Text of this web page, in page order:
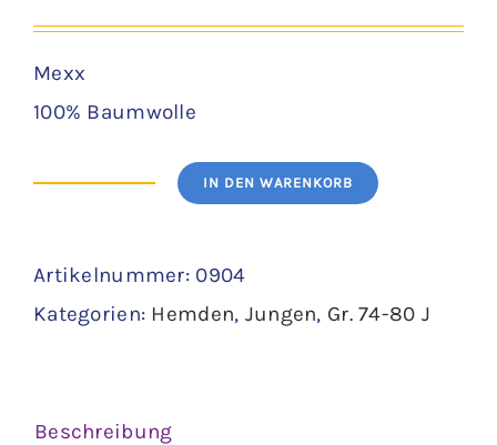
Mexx
100% Baumwolle
74
Menge
IN DEN WARENKORB
Artikelnummer: 0904
Kategorien: Hemden, Jungen, Gr. 74-80 J
Beschreibung